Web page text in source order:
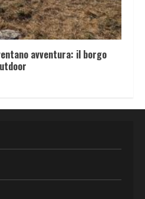
avventura: il borgo